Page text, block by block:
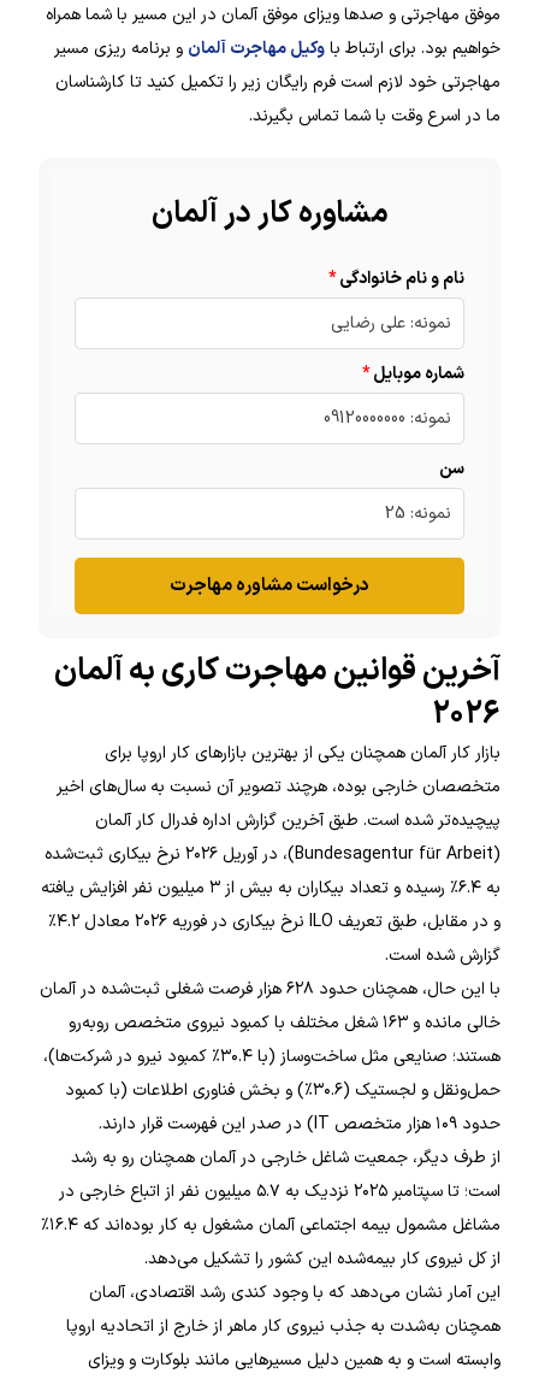
موفق مهاجرتی و صدها ویزای موفق آلمان در این مسیر با شما همراه
خواهیم بود. برای ارتباط باوکیل مهاجرت آلمان و برنامه ریزی مسیر
مهاجرتی خود لازم است فرم رایگان زیر را تکمیل کنید تا کارشناسان
ما در اسرع وقت با شما تماس بگیرند.
مشاوره کار در آلمان
نام و نام خانوادگی
شماره موبایل
سن
درخواست مشاوره مهاجرت
آخرین قوانین مهاجرت کاری به آلمان
۲۰۲۶
بازار کار آلمان همچنان یکی از بهترین بازارهای کار اروپا برای
متخصصان خارجی بوده، هرچند تصویر آن نسبت به سال‌های اخیر
پیچیده‌تر شده است. طبق آخرین گزارش اداره فدرال کار آلمان
(Bundesagentur für Arbeit)، در آوریل ۲۰۲۶ نرخ بیکاری ثبت‌شده
به ۶.۴٪ رسیده و تعداد بیکاران به بیش از ۳ میلیون نفر افزایش یافته
و در مقابل، طبق تعریف ILO نرخ بیکاری در فوریه ۲۰۲۶ معادل ۴.۲٪
گزارش شده است.
با این حال، همچنان حدود ۶۲۸ هزار فرصت شغلی ثبت‌شده در آلمان
خالی مانده و ۱۶۳ شغل مختلف با کمبود نیروی متخصص روبه‌رو
هستند؛ صنایعی مثل ساخت‌وساز (با ۳۰.۴٪ کمبود نیرو در شرکت‌ها)،
حمل‌ونقل و لجستیک (۳۰.۶٪) و بخش فناوری اطلاعات (با کمبود
حدود ۱۰۹ هزار متخصص IT) در صدر این فهرست قرار دارند.
از طرف دیگر، جمعیت شاغل خارجی در آلمان همچنان رو به رشد
است؛ تا سپتامبر ۲۰۲۵ نزدیک به ۵.۷ میلیون نفر از اتباع خارجی در
مشاغل مشمول بیمه اجتماعی آلمان مشغول به کار بوده‌اند که ۱۶.۴٪
از کل نیروی کار بیمه‌شده این کشور را تشکیل می‌دهد.
این آمار نشان می‌دهد که با وجود کندی رشد اقتصادی، آلمان
همچنان به‌شدت به جذب نیروی کار ماهر از خارج از اتحادیه اروپا
وابسته است و به همین دلیل مسیرهایی مانند بلوکارت و ویزای